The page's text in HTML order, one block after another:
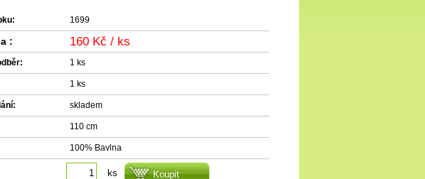
1699
: 160 Kč / ks
1 ks
1 ks
skladem
110 cm
100% Bavlna
ks